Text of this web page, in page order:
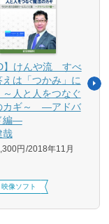
】けんや流 すべ
えは「つかみ」に
～人と人をつなぐ
カギ～ ―アドバ
編―
哉
円 2018年11月
像ソフト